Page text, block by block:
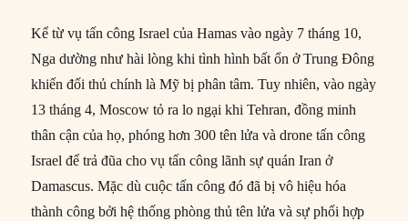
Kể từ vụ tấn công Israel của Hamas vào ngày 7 tháng 10,
Nga dường như hài lòng khi tình hình bất ổn ở Trung Đông
khiến đối thủ chính là Mỹ bị phân tâm. Tuy nhiên, vào ngày
13 tháng 4, Moscow tỏ ra lo ngại khi Tehran, đồng minh
thân cận của họ, phóng hơn 300 tên lửa và drone tấn công
Israel để trả đũa cho vụ tấn công lãnh sự quán Iran ở
Damascus. Mặc dù cuộc tấn công đó đã bị vô hiệu hóa
thành công bởi hệ thống phòng thủ tên lửa và sự phối hợp